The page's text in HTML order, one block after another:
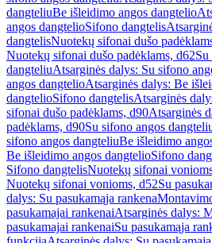
dangteliuBe išleidimo angos dangtelio
angos dangtelioSifono dangtelis
dangtelisNuotekų sifonai dušo
Nuotekų sifonai dušo padėklams, d62Su
dangteliuAtsarginės dalys: Su sifono
angos dangtelioAtsarginės dalys: Be
dangtelioSifono dangtelisAtsarginės
sifonai dušo padėklams, d90Atsarginės
padėklams, d90Su sifono angos
sifono angos dangteliuBe išleidimo
Be išleidimo angos dangtelioSifono
Sifono dangtelisNuotekų sifonai
Nuotekų sifonai vonioms, d52Su
dalys: Su pasukamąja rankena
pasukamajai rankenaiAtsarginės dalys:
pasukamajai rankenaiSu pasukamąja